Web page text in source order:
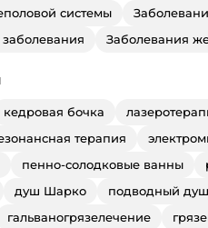
системы
Заболевания
кедровая бочка
терапия
пенно-солодковые ванны
душ Шарко подводный
гальваногрязелечение